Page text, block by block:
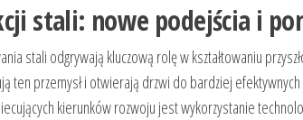
stali: nowe podejścia i
stali odgrywają kluczową rolę w kształtowaniu
ten przemysł i otwierają drzwi do bardziej
kierunków rozwoju jest wykorzystanie